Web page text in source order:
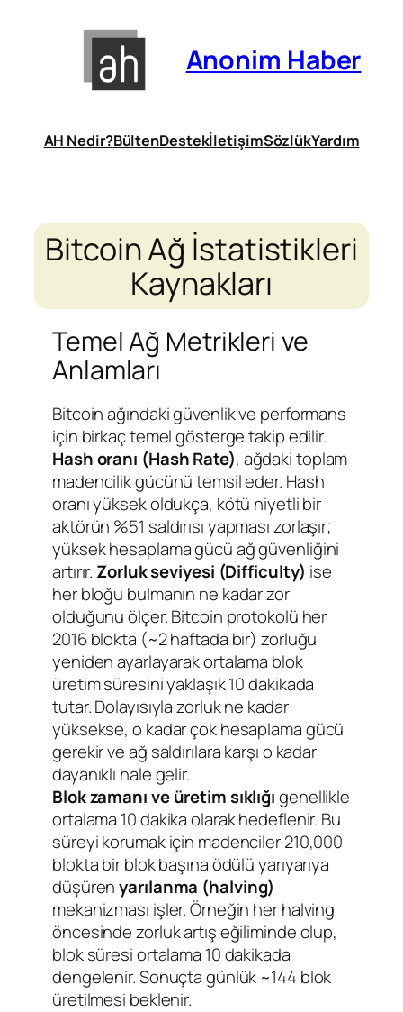
Anonim Haber
AH Nedir?BültenDestekİletişimSözlükYardım
Bitcoin Ağ İstatistikleri
Kaynakları
Temel Ağ Metrikleri ve
Anlamları
Bitcoin ağındaki güvenlik ve performans
için birkaç temel gösterge takip edilir.
Hash oranı (Hash Rate), ağdaki toplam
madencilik gücünü temsil eder. Hash
oranı yüksek oldukça, kötü niyetli bir
aktörün %51 saldırısı yapması zorlaşır;
yüksek hesaplama gücü ağ güvenliğini
artırır. Zorluk seviyesi (Difficulty) ise
her bloğu bulmanın ne kadar zor
olduğunu ölçer. Bitcoin protokolü her
2016 blokta (~2 haftada bir) zorluğu
yeniden ayarlayarak ortalama blok
üretim süresini yaklaşık 10 dakikada
tutar. Dolayısıyla zorluk ne kadar
yüksekse, o kadar çok hesaplama gücü
gerekir ve ağ saldırılara karşı o kadar
dayanıklı hale gelir.
Blok zamanı ve üretim sıklığıgenellikle
ortalama 10 dakika olarak hedeflenir. Bu
süreyi korumak için madenciler 210,000
blokta bir blok başına ödülü yarıyarıya
düşürenyarılanma (halving)
mekanizması işler. Örneğin her halving
öncesinde zorluk artış eğiliminde olup,
blok süresi ortalama 10 dakikada
dengelenir. Sonuçta günlük ~144 blok
üretilmesi beklenir.